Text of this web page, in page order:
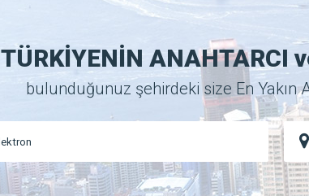
TÜRKİYENİN ANAHTARCI
bulunduğunuz şehirdeki size En Yakın